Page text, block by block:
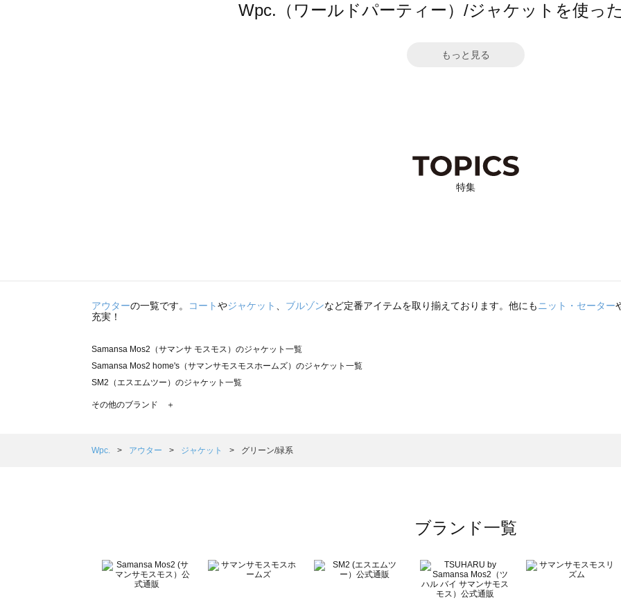
Wpc.（ワールドパーティー）/ジャケットを使っ
もっと見る
特集
アウターの一覧です。 コートやジャケット ブルゾンなど定番アイテムを取り揃えております。他にも ニット・セーター
充実！
Samansa Mos2（サマンサ モスモス）のジャケット一覧
Samansa Mos2 home's（サマンサモスモスホームズ）のジャケット一覧
SM2（エスエムツー）のジャケット一覧
TSUHARU by Samansa Mos2（ツハルバイサマンサモスモス）のジャケット一覧
Samansa Mos2 Lagom（サマンサモスモス ラーゴム）のジャケット一覧
BETTY'S BLUE（べティーズブルー）のジャケット一覧
Wpc.（ワールドパーティー）のジャケット一覧
その他のブランド ＋
Wpc. アウター ジャケット グリーン/緑系
ブランド一覧